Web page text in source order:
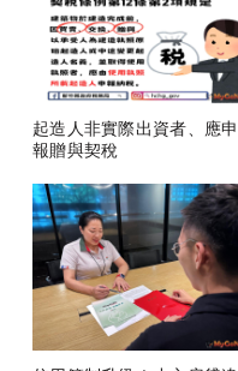
起造人非實際出資者、應申
報贈與契稅